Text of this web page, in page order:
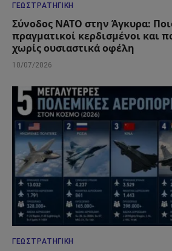
ΓΕΩΣΤΡΑΤΗΓΙΚΉ
Σύνοδος ΝΑΤΟ στην Άγκυρα:
πραγματικοί κερδισμένοι και
χωρίς ουσιαστικά οφέλη
10/07/2026
ΓΕΩΣΤΡΑΤΗΓΙΚΉ